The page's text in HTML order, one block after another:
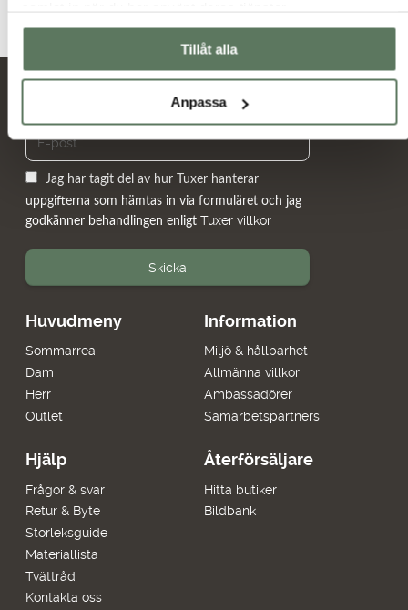
Tillåt alla
Anpassa
Huvudmeny
Sommarrea
Dam
Herr
Outlet
Information
Miljö & hållbarhet
Allmänna villkor
Ambassadörer
Samarbetspartners
Hjälp
Frågor & svar
Retur & Byte
Storleksguide
Materiallista
Tvättråd
Kontakta oss
Återförsäljare
Hitta butiker
Bildbank
Nyheter och erbjudanden
Jag har tagit del av hur Tuxer hanterar
uppgifterna som hämtas in via formuläret och jag
godkänner behandlingen enligt Tuxer villkor
Skicka